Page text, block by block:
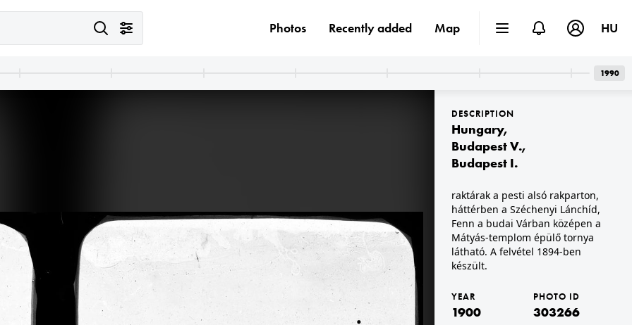
A felvétel 1900 előtt készült.
DESCRIPTION
Hungary,
Budapest V.,
Budapest I.
raktárak a pesti alsó rakparton,
háttérben a Széchenyi Lánchíd,
Fenn a budai Várban középen a
Mátyás-templom épülő tornya
látható. A felvétel 1894-ben
készült.
YEAR
1900
PHOTO ID
303266
Photos Recently added Map HU
1990